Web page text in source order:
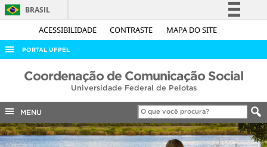
ACESSIBILIDADE CONTRASTE MAPA DO SITE
BRASIL
Simplifique!
Acesso à informação
Legislação
Canais
PORTAL UFPEL
ACESSO À INFORMAÇÃO
COBALTO
CONCURSOS
Coordenação de Comunicação Social
Universidade Federal de Pelotas
MENU